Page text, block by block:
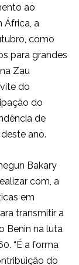
ao
África, a
como
para grandes
Zau
do
do
de
ano.
Bakary
com, a
em
transmitir a
Benin na luta
“É a forma
do